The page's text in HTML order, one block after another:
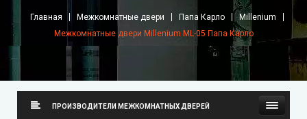
Главная Межкомнатные двери Папа Карло
Millenium
Межкомнатные двери Millenium ML-05 Папа Карло
ПРОИЗВОДИТЕЛИ МЕЖКОМНАТНЫХ ДВЕРЕЙ